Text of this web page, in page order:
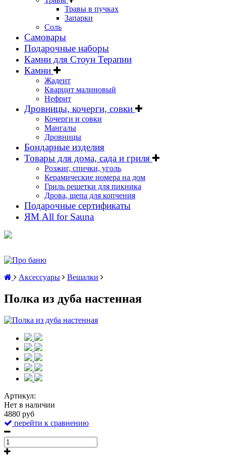
Травы в пучках
Запарки
Соль
Самовары
Подарочные наборы
Камни для Стоун Терапии
Камни
Жадеит
Кварцит малиновый
Нефрит
Дровницы, кочерги, совки
Кочерги и совки
Мангалы
Дровницы
Бондарные изделия
Товары для дома, сада и гриля
Розжиг, спички, уголь
Керамические номера на дом
Гриль решетки для пикника
Дрова, щепа для копчения
Подарочные сертификаты
ЯМ All for Sauna
Аксессуары Вешалки
Полка из дуба настенная
Артикул:
Нет в наличии
4880 руб
перейти к сравнению